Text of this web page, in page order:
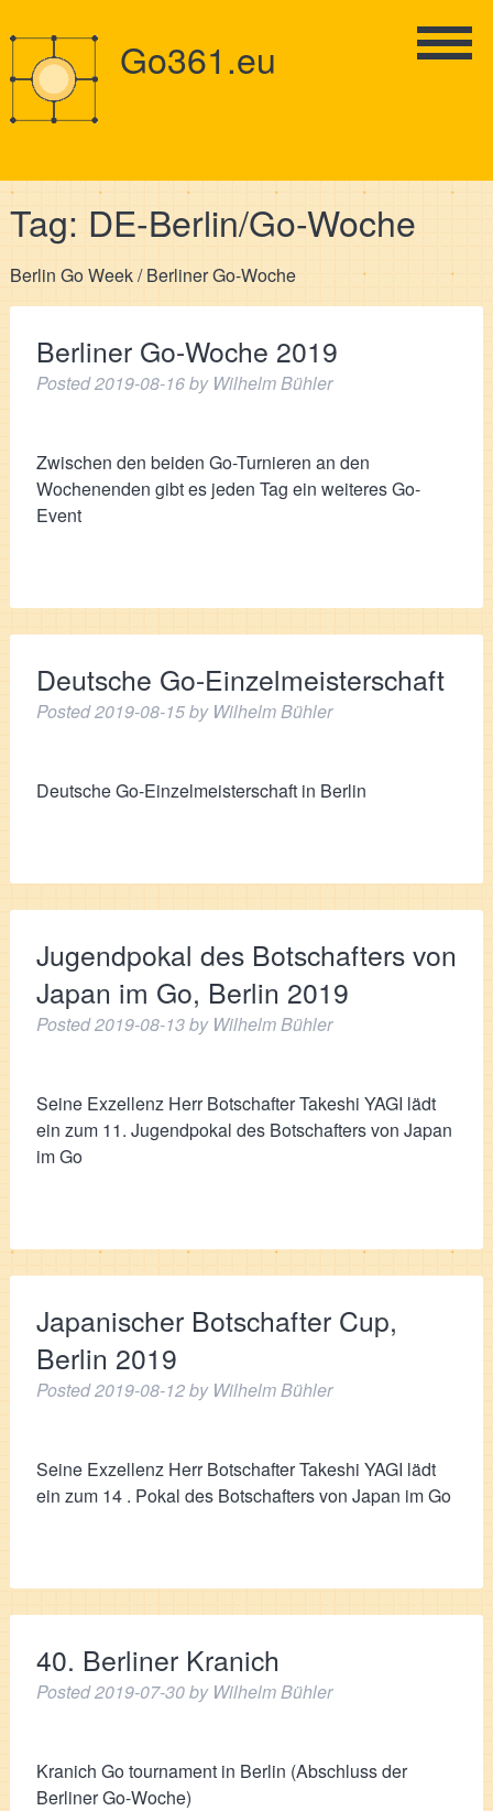
Go361.eu
Tag:DE-Berlin/Go-Woche
Berlin Go Week / Berliner Go-Woche
Berliner Go-Woche 2019
Posted2019-08-16by Wilhelm Bühler
Zwischen den beiden Go-Turnieren an den
Wochenenden gibt es jeden Tag ein weiteres Go-
Event
Deutsche Go-Einzelmeisterschaft
Posted2019-08-15by Wilhelm Bühler
Deutsche Go-Einzelmeisterschaft in Berlin
Jugendpokal des Botschafters von
Japan im Go, Berlin 2019
Posted2019-08-13by Wilhelm Bühler
Seine Exzellenz Herr Botschafter Takeshi YAGI lädt
ein zum 11. Jugendpokal des Botschafters von Japan
im Go
Japanischer Botschafter Cup,
Berlin 2019
Posted2019-08-12by Wilhelm Bühler
Seine Exzellenz Herr Botschafter Takeshi YAGI lädt
ein zum 14 . Pokal des Botschafters von Japan im Go
40. Berliner Kranich
Posted2019-07-30by Wilhelm Bühler
Kranich Go tournament in Berlin (Abschluss der
Berliner Go-Woche)